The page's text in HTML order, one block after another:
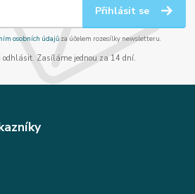
Přihlásit se
osobních údajůza účelem rozesílky newsletteru.
odhlásit. Zasíláme jednou za 14 dní.